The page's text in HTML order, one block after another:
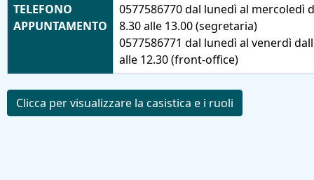
TELEFONO
APPUNTAMENTO
0577586770 dal lunedì al mercoledì
8.30 alle 13.00 (segretaria)
0577586771 dal lunedì al venerdì
alle 12.30 (front-office)
Clicca per visualizzare la casistica e i ruoli